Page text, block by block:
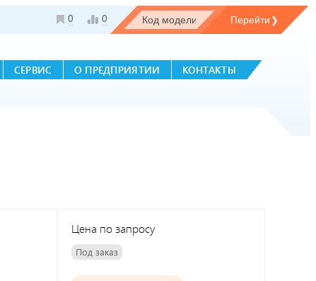
0 0
СЕРВИС О ПРЕДПРИЯТИИ КОНТАКТЫ
Цена по запросу
Под заказ